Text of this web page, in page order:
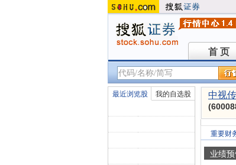
首 页
首 页
最近浏览股 我的自选股 中视
重要财
业绩